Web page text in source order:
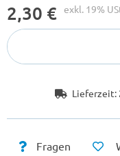
2,30 € exkl. 19%
Lieferzeit:
Fragen